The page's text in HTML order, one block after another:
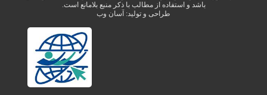
باشد و استفاده از مطالب با ذکر منبع بلامانع است.
طراحی و تولید: آسان وب